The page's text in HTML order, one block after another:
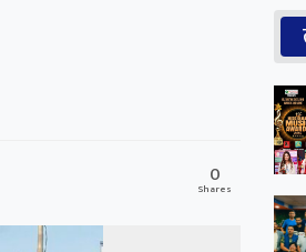
0
Shares